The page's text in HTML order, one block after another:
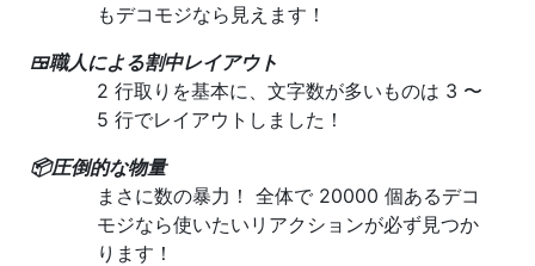
もデコモジなら見えます！
🍱職人による割中レイアウト
2 行取りを基本に、文字数が多いものは 3 〜
5 行でレイアウトしました！
📦圧倒的な物量
まさに数の暴力！ 全体で 20000 個あるデコ
モジなら使いたいリアクションが必ず見つか
ります！